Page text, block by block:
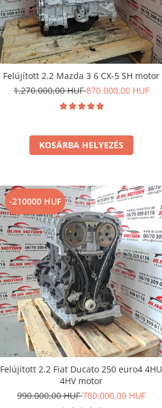
Felújított 2.2 Mazda 3 6 CX-5 SH motor
1.270.000,00 HUF870.000,00 HUF
KOSÁRBA HELYEZÉS
-210000 HUF
Felújított 2.2 Fiat Ducato 250 euro4 4HU
4HV motor
990.000,00 HUF780.000,00 HUF